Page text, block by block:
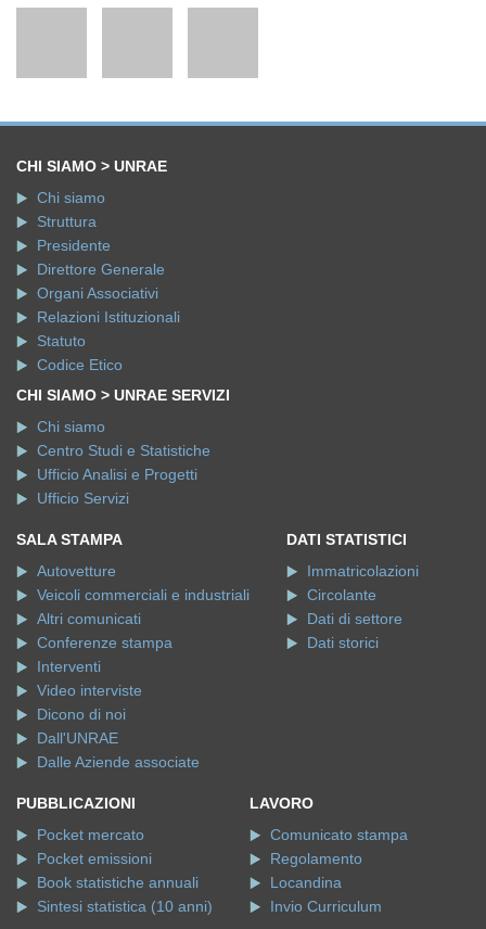
CHI SIAMO > UNRAE
Chi siamo
Struttura
Presidente
Direttore Generale
Organi Associativi
Relazioni Istituzionali
Statuto
Codice Etico
CHI SIAMO > UNRAE SERVIZI
Chi siamo
Centro Studi e Statistiche
Ufficio Analisi e Progetti
Ufficio Servizi
SALA STAMPA
Autovetture
Veicoli commerciali e industriali
Altri comunicati
Conferenze stampa
Interventi
Video interviste
Dicono di noi
Dall'UNRAE
Dalle Aziende associate
DATI STATISTICI
Immatricolazioni
Circolante
Dati di settore
Dati storici
PUBBLICAZIONI
Pocket mercato
Pocket emissioni
Book statistiche annuali
Sintesi statistica (10 anni)
LAVORO
Comunicato stampa
Regolamento
Locandina
Invio Curriculum